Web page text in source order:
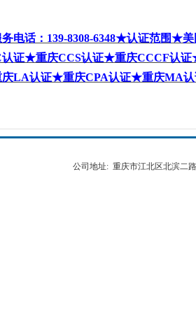
电话：139-8308-6348★认证范围★美
认证★重庆CCS认证★重庆CCCF认证
LA认证★重庆CPA认证★重庆MA
公司地址: 重庆市江北区北滨二